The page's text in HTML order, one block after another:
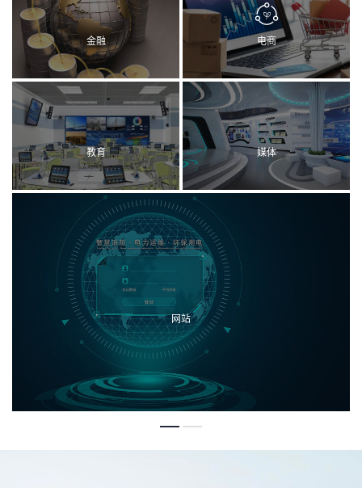
金融 电商
教育 媒体
网站